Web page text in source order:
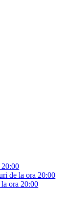
de la ora 20:00
la ora 20:00